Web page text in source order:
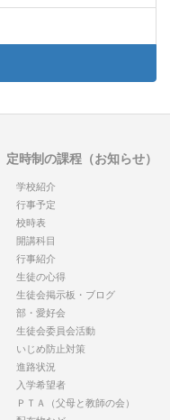
定時制の課程（お知らせ）
学校紹介
行事予定
校時表
開講科目
行事紹介
生徒の心得
生徒会掲示板・ブログ
部・愛好会
生徒会委員会活動
いじめ防止対策
進路状況
入学希望者
ＰＴＡ（父母と教師の会）